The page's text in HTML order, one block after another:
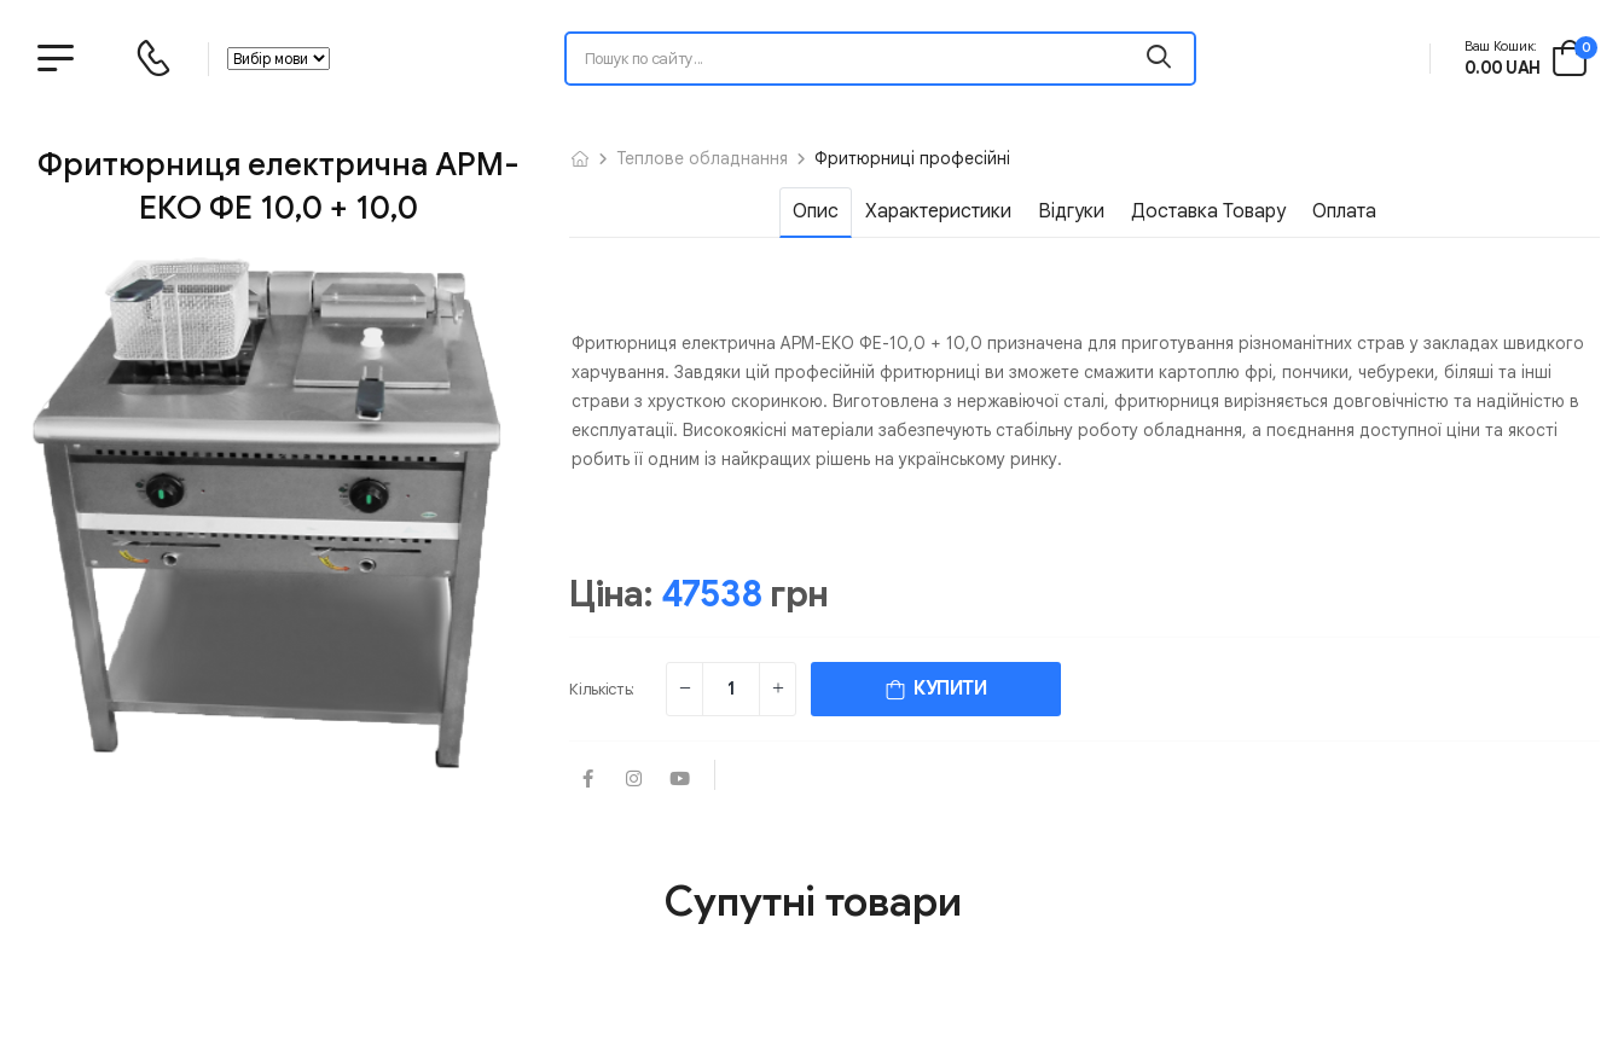
Ваш Кошик:
0.00 UAH
0
Фритюрниця електрична АРМ-
ЕКО ФЕ 10,0 + 10,0
Теплове обладнання Фритюрниці професійні
Опис Характеристики Відгуки Доставка Товару Оплата
Фритюрниця електрична АРМ-ЕКО ФЕ-10,0 + 10,0 призначена для приготування різноманітних страв у закладах швидкого
харчування. Завдяки цій професійній фритюрниці ви зможете смажити картоплю фрі, пончики, чебуреки, біляші та інші
страви з хрусткою скоринкою. Виготовлена з нержавіючої сталі, фритюрниця вирізняється довговічністю та надійністю в
експлуатації. Високоякісні матеріали забезпечують стабільну роботу обладнання, а поєднання доступної ціни та якості
робить її одним із найкращих рішень на українському ринку.
Ціна: 47538 грн
Кількість: КУПИТИ
Супутні товари